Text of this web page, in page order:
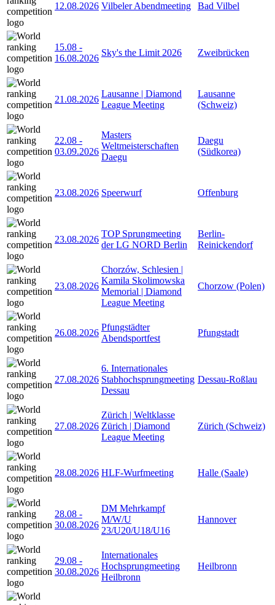
12.08.2026 Vilbeler Abendmeeting Bad Vilbel
15.08 -
16.08.2026
Sky's the Limit 2026 Zweibrücken
21.08.2026
Lausanne | Diamond
League Meeting
Lausanne
(Schweiz)
22.08 -
03.09.2026
Masters
Weltmeisterschaften
Daegu
Daegu
(Südkorea)
23.08.2026 Speerwurf Offenburg
23.08.2026
TOP Sprungmeeting
der LG NORD Berlin
Berlin-
Reinickendorf
23.08.2026
Chorzów, Schlesien |
Kamila Skolimowska
Memorial | Diamond
League Meeting
Chorzow (Polen)
26.08.2026
Pfungstädter
Abendsportfest
Pfungstadt
27.08.2026
6. Internationales
Stabhochsprungmeeting
Dessau
Dessau-Roßlau
27.08.2026
Zürich | Weltklasse
Zürich | Diamond
League Meeting
Zürich (Schweiz)
28.08.2026 HLF-Wurfmeeting Halle (Saale)
28.08 -
30.08.2026
DM Mehrkampf
M/W/U
23/U20/U18/U16
Hannover
29.08 -
30.08.2026
Internationales
Hochsprungmeeting
Heilbronn
Heilbronn